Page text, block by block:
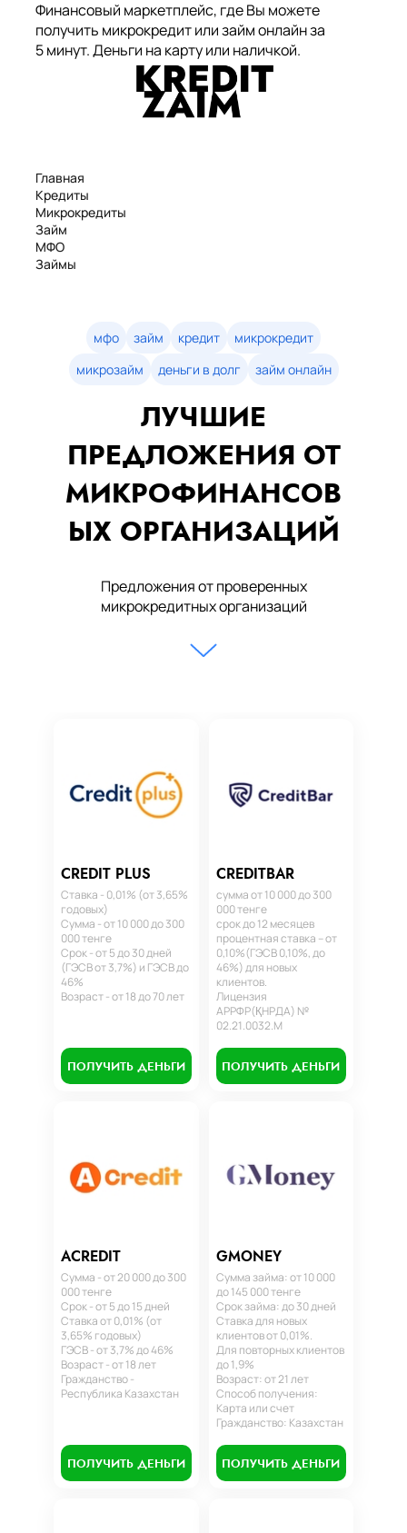
Финансовый маркетплейс, где Вы можете
получить микрокредит или займ онлайн за
5 минут. Деньги на карту или наличкой.
Главная
Кредиты
Микрокредиты
Займ
МФО
Займы
Займы онлайн
Денежные кредиты
мфо займ кредит
микрокредит
микрозайм
деньги в долг займ онлайн
ЛУЧШИЕ
ПРЕДЛОЖЕНИЯ ОТ
МИКРОФИНАНСОВ
ЫХ ОРГАНИЗАЦИЙ
Предложения от проверенных
микрокредитных организаций
CREDIT PLUS
Ставка - 0,01% (от 3,65%
годовых)
Сумма - от 10 000 до 300
000 тенге
Срок - от 5 до 30 дней
(ГЭСВ от 3,7%) и ГЭСВ до
46%
Возраст - от 18 до 70 лет
ПОЛУЧИТЬ ДЕНЬГИ
CREDITBAR
сумма от 10 000 до 300
000 тенге
срок до 12 месяцев
процентная ставка – от
0,10%(ГЭСВ 0,10%, до
46%) для новых
клиентов.
Лицензия
АРРФР(ҚНРДА) №
02.21.0032.М
ПОЛУЧИТЬ ДЕНЬГИ
ACREDIT
Сумма - от 20 000 до 300
000 тенге
Срок - от 5 до 15 дней
Ставка от 0,01% (от
3,65% годовых)
ГЭСВ - от 3,7% до 46%
Возраст - от 18 лет
Гражданство -
Республика Казахстан
ПОЛУЧИТЬ ДЕНЬГИ
GMONEY
Сумма займа: от 10 000
до 145 000 тенге
Срок займа: до 30 дней
Ставка для новых
клиентов от 0,01%.
Для повторных клиентов
до 1,9%
Возраст: от 21 лет
Способ получения:
Карта или счет
Гражданство: Казахстан
ПОЛУЧИТЬ ДЕНЬГИ